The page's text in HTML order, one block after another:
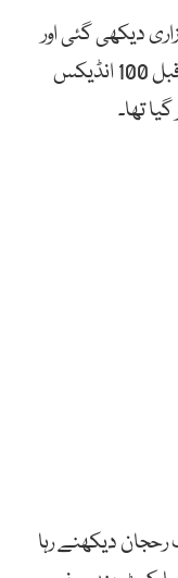
دیکھی گئی اور
سرمایا کار کافی محتاط رہے۔ وقفے سے قبل 100 انڈیکس
دیکھنے رہا